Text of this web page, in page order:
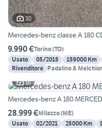
30
Mercedes-benz classe A 180
9.990 €Torino(TO)
Usato
05/2015 159000 Km
Rivenditore Padalino &
16
Mercedes-benz A 180
28.999 €Milazzo(ME)
Usato
02/2021 25000 Km